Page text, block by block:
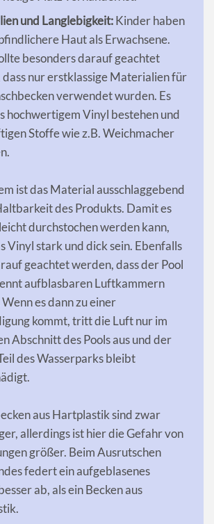
und Langlebigkeit:Kinder haben
Haut als Erwachsene.
besonders darauf geachtet
nur erstklassige Materialien für
verwendet wurden. Es
hochwertigem Vinyl bestehen und
Stoffe wie z.B. Weichmacher
ist das Material ausschlaggebend
des Produkts. Damit es
durchstochen werden kann,
Vinyl stark und dick sein. Ebenfalls
geachtet werden, dass der Pool
aufblasbaren Luftkammern
es dann zu einer
kommt, tritt die Luft nur im
Abschnitt des Pools aus und der
des Wasserparks bleibt
aus Hartplastik sind zwar
allerdings ist hier die Gefahr von
größer. Beim Ausrutschen
federt ein aufgeblasenes
ab, als ein Becken aus